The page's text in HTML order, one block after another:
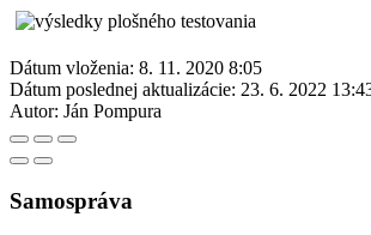
Dátum vloženia: 8. 11. 2020 8:05
Dátum poslednej aktualizácie: 23. 6. 2022
Autor: Ján Pompura
Samospráva